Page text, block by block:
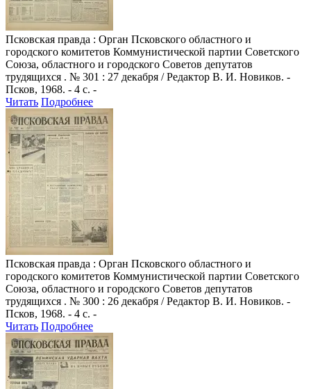
Псковская правда : Орган Псковского областного и
городского комитетов Коммунистической партии Советского
Союза, областного и городского Советов депутатов
трудящихся . № 301 : 27 декабря / Редактор В. И. Новиков. -
Псков, 1968. - 4 с. -
Читать Подробнее
Псковская правда : Орган Псковского областного и
городского комитетов Коммунистической партии Советского
Союза, областного и городского Советов депутатов
трудящихся . № 300 : 26 декабря / Редактор В. И. Новиков. -
Псков, 1968. - 4 с. -
Читать Подробнее